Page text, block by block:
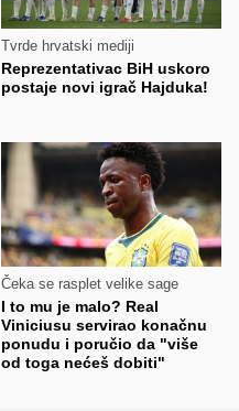
Tvrde hrvatski mediji
Reprezentativac BiH uskoro
postaje novi igrač Hajduka!
Čeka se rasplet velike sage
I to mu je malo? Real
Viniciusu servirao konačnu
ponudu i poručio da "više
od toga nećeš dobiti"